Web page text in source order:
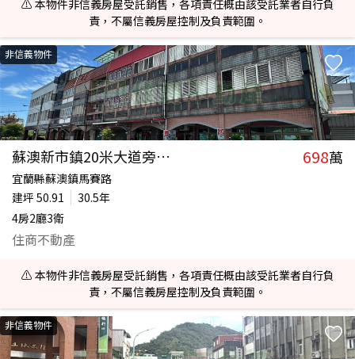
⚠️ 本物件非信義房屋受託銷售，各項責任概由該受託業者自行負
責，不屬信義房屋控制及負責範圍。
非信義物件
蘇澳新市鎮20米大道旁超值店面 698萬
宜蘭縣蘇澳鎮馬賽路
建坪 50.91
30.5年
4房2廳3衛
住商不動產
⚠️ 本物件非信義房屋受託銷售，各項責任概由該受託業者自行負
責，不屬信義房屋控制及負責範圍。
非信義物件